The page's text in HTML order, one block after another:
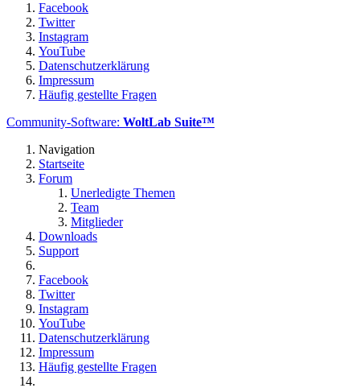
Facebook
Twitter
Instagram
YouTube
Datenschutzerklärung
Impressum
Häufig gestellte Fragen
Community-Software: WoltLab Suite™
Navigation
Startseite
Forum
Unerledigte Themen
Team
Mitglieder
Downloads
Support
Facebook
Twitter
Instagram
YouTube
Datenschutzerklärung
Impressum
Häufig gestellte Fragen